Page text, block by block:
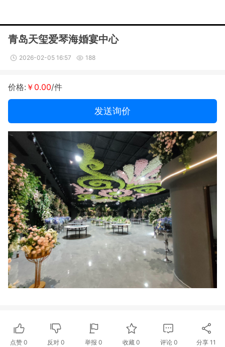
青岛天玺爱琴海婚宴中心
2026-02-05 16:57 188
价格: ￥0.00/件
发送询价
点赞 0 反对0 举报 0 收藏 0 评论 0 分享11